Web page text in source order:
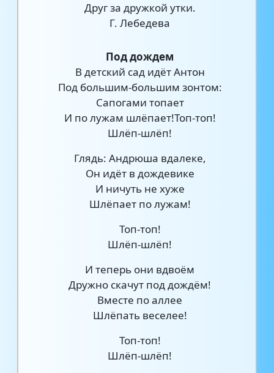
Друг за дружкой утки.
Г. Лебедева
Под дождем
В детский сад идёт Антон
Под большим-большим зонтом:
Сапогами топает
И по лужам шлёпает!Топ-топ!
Шлёп-шлёп!
Глядь: Андрюша вдалеке,
Он идёт в дождевике
И ничуть не хуже
Шлёпает по лужам!
Топ-топ!
Шлёп-шлёп!
И теперь они вдвоём
Дружно скачут под дождём!
Вместе по аллее
Шлёпать веселее!
Топ-топ!
Шлёп-шлёп!